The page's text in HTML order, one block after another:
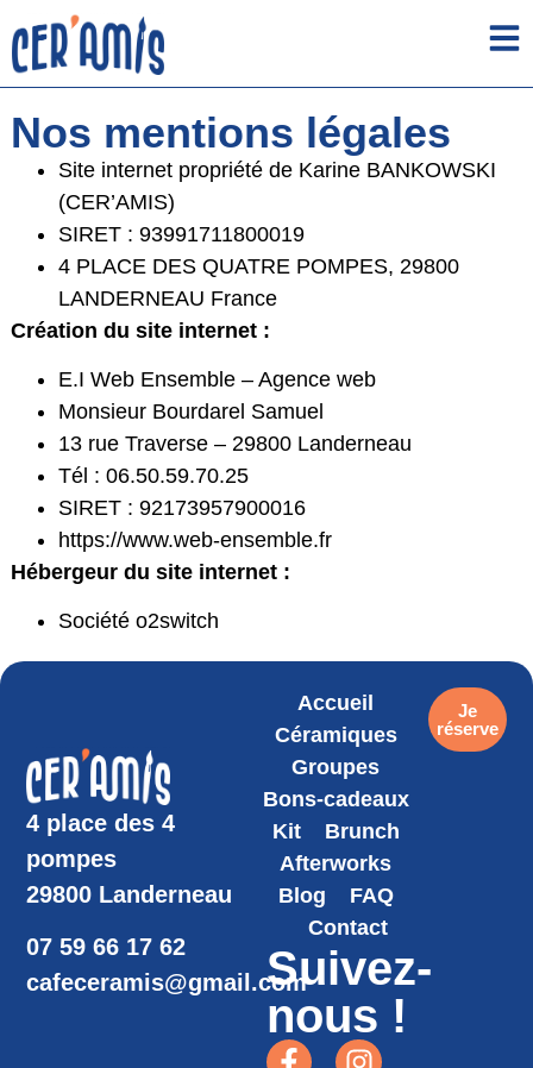
Nos mentions légales
Site internet propriété de Karine BANKOWSKI
(CER’AMIS)
SIRET : 93991711800019
4 PLACE DES QUATRE POMPES, 29800
LANDERNEAU France
Création du site internet :
E.I Web Ensemble – Agence web
Monsieur Bourdarel Samuel
13 rue Traverse – 29800 Landerneau
Tél : 06.50.59.70.25
SIRET : 92173957900016
https://www.web-ensemble.fr
Hébergeur du site internet :
Société o2switch
4 place des 4
pompes
29800 Landerneau
07 59 66 17 62
cafeceramis@gmail.com
Accueil
Céramiques
Groupes
Bons-cadeaux
Kit
Brunch
Afterworks
Blog
FAQ
Contact
Je
réserve
Suivez-
nous !